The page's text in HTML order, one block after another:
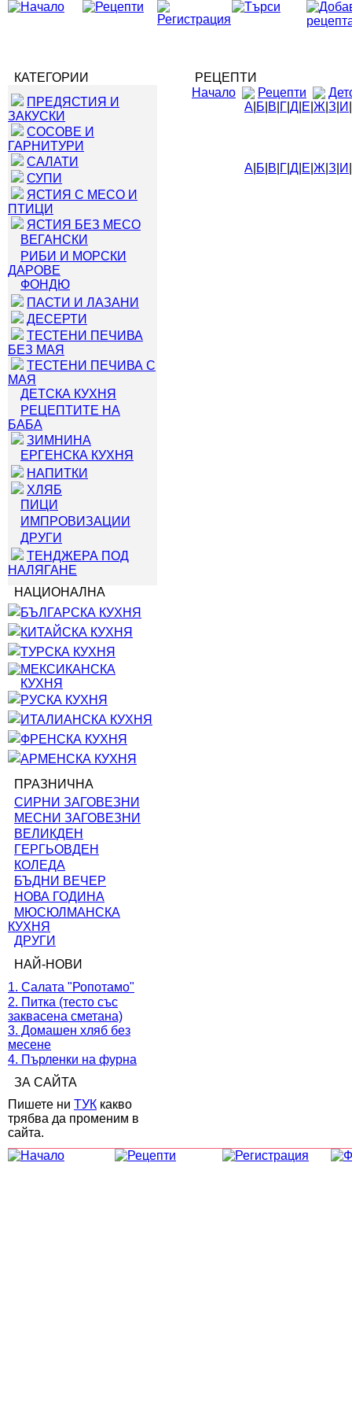
КАТЕГОРИИ
ПРЕДЯСТИЯ И
ЗАКУСКИ
СОСОВЕ И
ГАРНИТУРИ
САЛАТИ
СУПИ
ЯСТИЯ С МЕСО И
ПТИЦИ
ЯСТИЯ БЕЗ МЕСО
ВЕГАНСКИ
РИБИ И МОРСКИ
ДАРОВЕ
ФОНДЮ
ПАСТИ И ЛАЗАНИ
ДЕСЕРТИ
ТЕСТЕНИ ПЕЧИВА
БЕЗ МАЯ
ТЕСТЕНИ ПЕЧИВА С
МАЯ
ДЕТСКА КУХНЯ
РЕЦЕПТИТЕ НА
БАБА
ЗИМНИНА
ЕРГЕНСКА КУХНЯ
НАПИТКИ
ХЛЯБ
ПИЦИ
ИМПРОВИЗАЦИИ
ДРУГИ
ТЕНДЖЕРА ПОД
НАЛЯГАНЕ
НАЦИОНАЛНА
БЪЛГАРСКА КУХНЯ
КИТАЙСКА КУХНЯ
ТУРСКА КУХНЯ
МЕКСИКАНСКА
КУХНЯ
РУСКА КУХНЯ
ИТАЛИАНСКА КУХНЯ
ФРЕНСКА КУХНЯ
АРМЕНСКА КУХНЯ
ПРАЗНИЧНА
СИРНИ ЗАГОВЕЗНИ
МЕСНИ ЗАГОВЕЗНИ
ВЕЛИКДЕН
ГЕРГЬОВДЕН
КОЛЕДА
БЪДНИ ВЕЧЕР
НОВА ГОДИНА
МЮСЮЛМАНСКА
КУХНЯ
ДРУГИ
НАЙ-НОВИ
1. Салата "Ропотамо"
2. Питка (тесто със
заквасена сметана)
3. Домашен хляб без
месене
4. Пърленки на фурна
ЗА САЙТА
Пишете ни ТУК какво
трябва да променим в
сайта.
РЕЦЕПТИ
Начало
Рецепти
А Б В Г Д Е Ж З И
А Б В Г Д Е Ж З И